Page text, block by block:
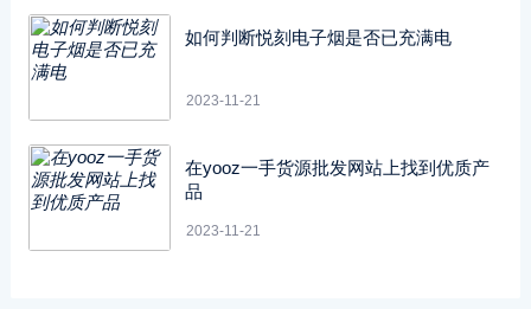
如何判断悦刻电子烟是否已充满电
2023-11-21
在yooz一手货源批发网站上找到优质产
品
2023-11-21